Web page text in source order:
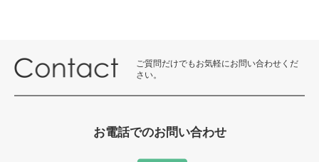
ご質問だけでもお気軽にお問い合わせくだ
さい。
お電話でのお問い合わせ